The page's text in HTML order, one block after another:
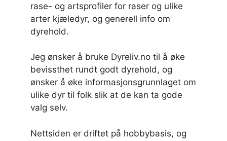
rase- og artsprofiler for raser og ulike
arter kjæledyr, og generell info om
dyrehold.
Jeg ønsker å bruke Dyreliv.no til å øke
bevissthet rundt godt dyrehold, og
ønsker å øke informasjonsgrunnlaget om
ulike dyr til folk slik at de kan ta gode
valg selv.
Nettsiden er driftet på hobbybasis, og